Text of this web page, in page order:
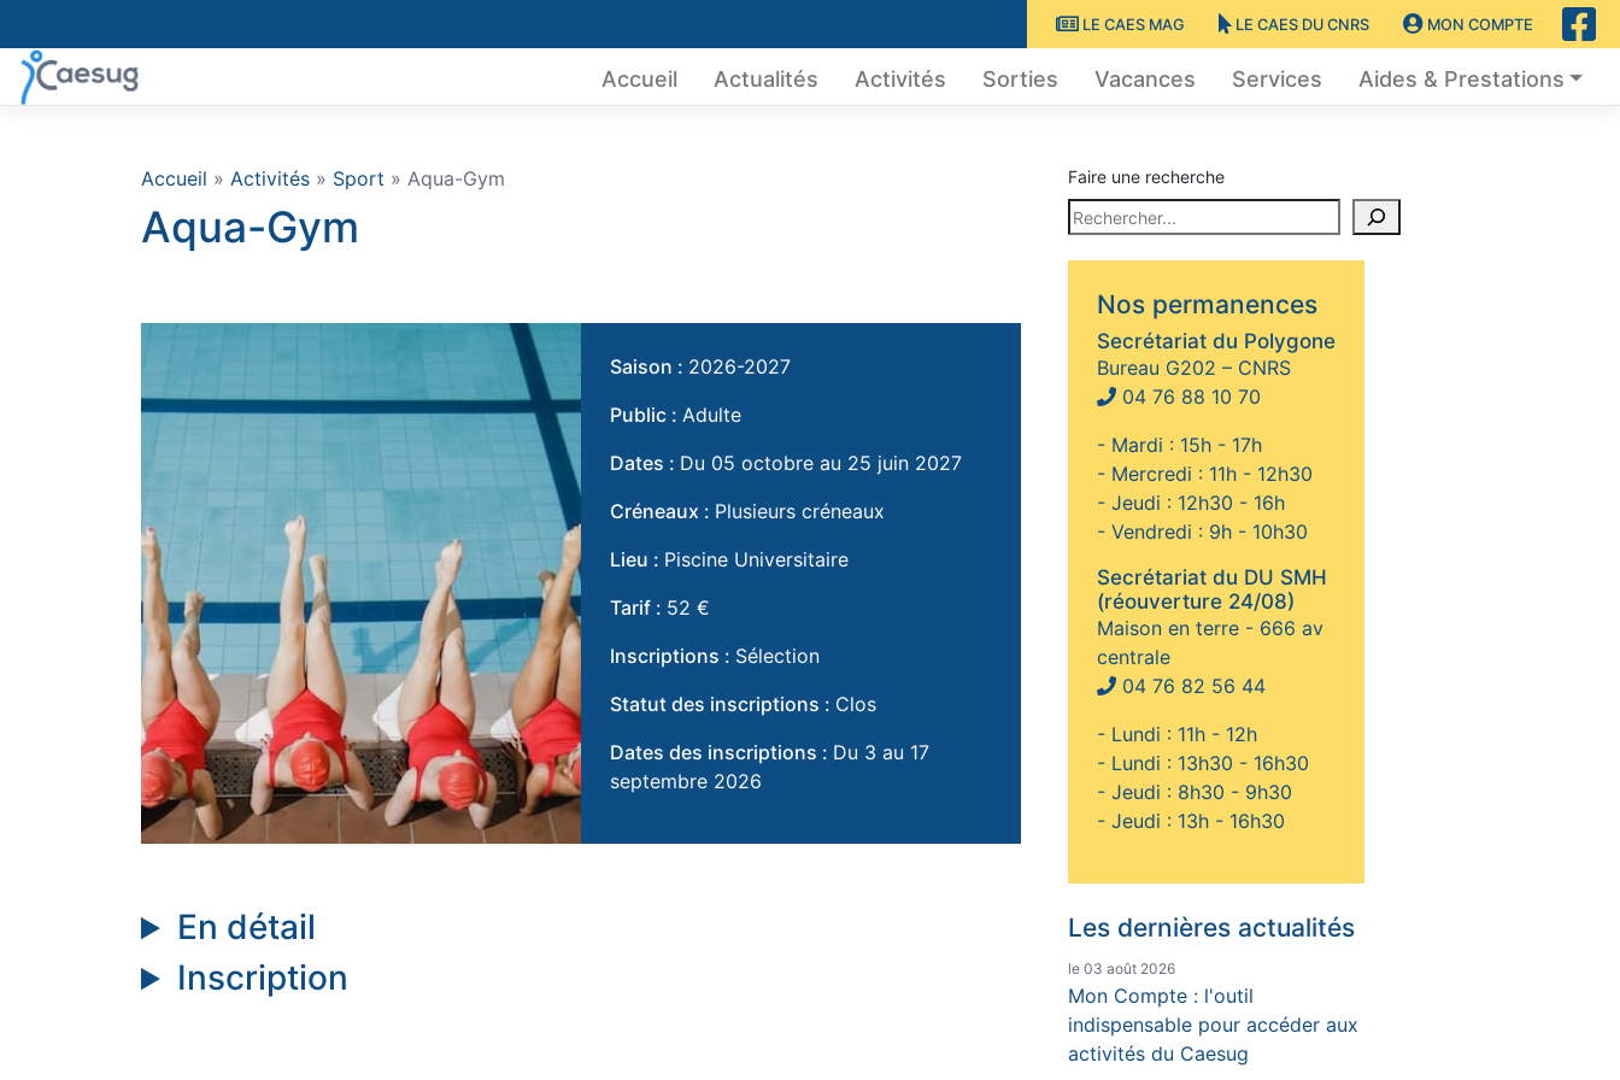
to
content
LE CAES MAG LE CAES DU CNRS MON COMPTE
Accueil Actualités Activités Sorties Vacances Services Aides & Prestations
Accueil » Activités » Sport » Aqua-Gym
Aqua-Gym
Saison : 2026-2027
Public : Adulte
Dates : Du 05 octobre au 25 juin 2027
Créneaux : Plusieurs créneaux
Lieu : Piscine Universitaire
Tarif : 52 €
Inscriptions : Sélection
Statut des inscriptions : Clos
Dates des inscriptions : Du 3 au 17
septembre 2026
En détail
Inscription
Faire une recherche
Nos permanences
Secrétariat du Polygone
Bureau G202 – CNRS
04 76 88 10 70
- Mardi : 15h - 17h
- Mercredi : 11h - 12h30
- Jeudi : 12h30 - 16h
- Vendredi : 9h - 10h30
Secrétariat du DU SMH
(réouverture 24/08)
Maison en terre - 666 av
centrale
04 76 82 56 44
- Lundi : 11h - 12h
- Lundi : 13h30 - 16h30
- Jeudi : 8h30 - 9h30
- Jeudi : 13h - 16h30
Les dernières actualités
le 03 août 2026
Mon Compte : l'outil
indispensable pour accéder aux
activités du Caesug